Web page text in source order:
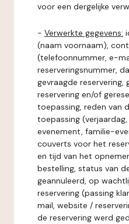
voor een dergelijke
- Verwerkte gegevens:
(naam voornaam),
(telefoonnummer, e-
reserveringsnummer,
gevraagde reservering,
reservering en/of
toepassing, reden van
toepassing
evenement, familie-
couverts voor het
en tijd van het
bestelling, status van
geannuleerd, op
reservering (passing
mail, website /
de reservering werd